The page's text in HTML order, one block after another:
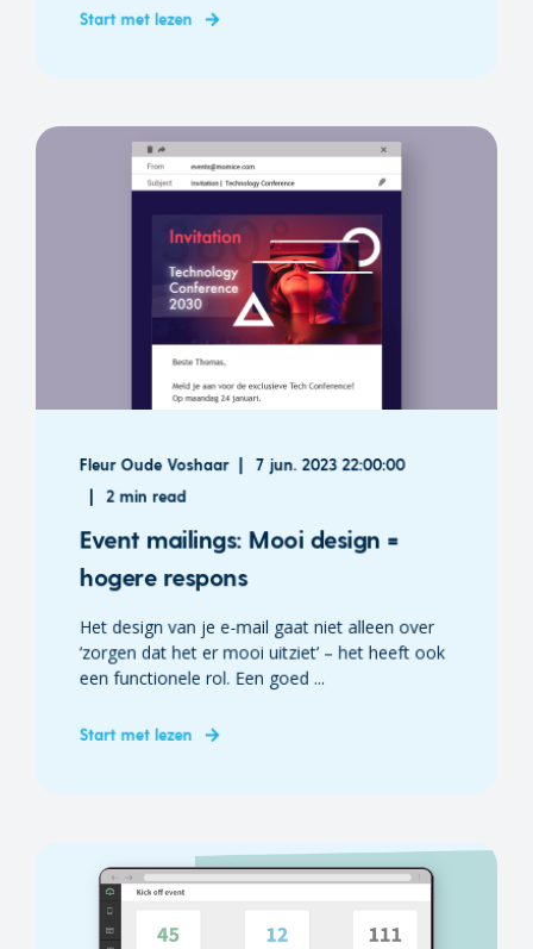
Start met lezen
Fleur Oude Voshaar
7 jun. 2023 22:00:00
2 min read
Event mailings: Mooi design =
hogere respons
Het design van je e-mail gaat niet alleen over
‘zorgen dat het er mooi uitziet’ – het heeft ook
een functionele rol. Een goed ...
Start met lezen